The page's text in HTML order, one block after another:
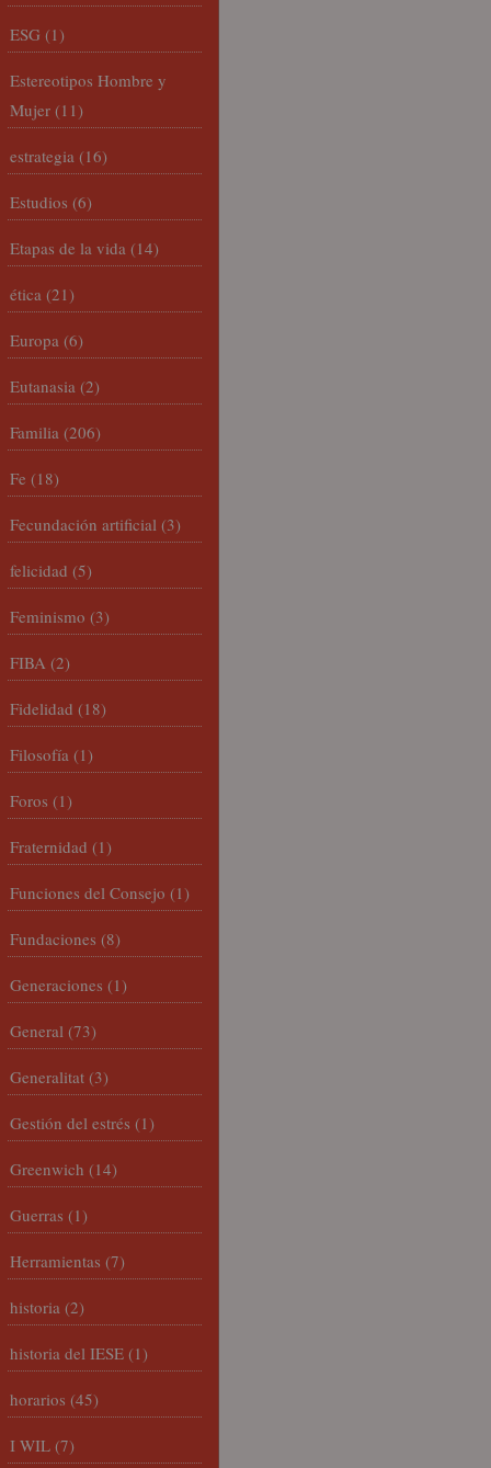
ESG (1)
Estereotipos Hombre y
Mujer (11)
estrategia (16)
Estudios (6)
Etapas de la vida (14)
ética (21)
Europa (6)
Eutanasia (2)
Familia (206)
Fe (18)
Fecundación artificial (3)
felicidad (5)
Feminismo (3)
FIBA (2)
Fidelidad (18)
Filosofía (1)
Foros (1)
Fraternidad (1)
Funciones del Consejo (1)
Fundaciones (8)
Generaciones (1)
General (73)
Generalitat (3)
Gestión del estrés (1)
Greenwich (14)
Guerras (1)
Herramientas (7)
historia (2)
historia del IESE (1)
horarios (45)
I WIL (7)